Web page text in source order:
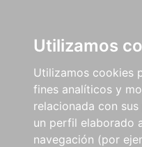
Utilizamos
Utilizamos cookies
fines analíticos y
relacionada con
un perfil elaborado
navegación (por